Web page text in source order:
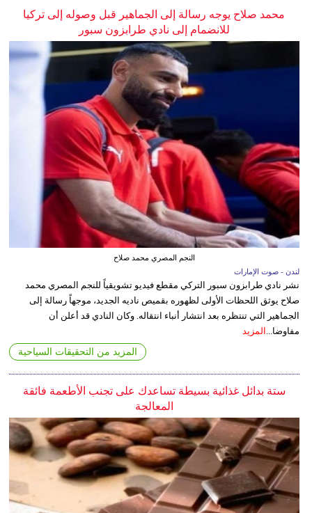
محمد صلاح يوجه رسالة إلى الجماهير قبل وصوله إلى تركيا
للانضمام إلى نادي طرابزون سبور
النجم المصري محمد صلاح
لندن - صوت الإمارات
نشر نادي طرابزون سبور التركي مقطع فيديو تشويقياً للنجم المصري محمد
صلاح يوثق اللحظات الأولى لظهوره بقميص ناديه الجديد، موجهاً رسالة إلى
الجماهير التي تنتظره بعد انتشار أنباء انتقاله. وكان النادي قد أعلن أن
مفاوضا... المزيد
المزيد من التحقيقات السياحية
ستة بدائل غذائية بسيطة تساعدك على تجنب الأطعمة فائقة
المعالجة